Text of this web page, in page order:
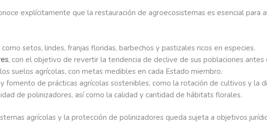
explícitamente que la restauración de agroecosistemas es esencial para
setos, lindes, franjas floridas, barbechos y pastizales ricos en especies.
, con el objetivo de revertir la tendencia de declive de sus poblaciones antes
suelos agrícolas, con metas medibles en cada Estado miembro.
y fomento de prácticas agrícolas sostenibles, como la rotación de cultivos y la
de polinizadores, así como la calidad y cantidad de hábitats florales.
agrícolas y la protección de polinizadores queda sujeta a objetivos